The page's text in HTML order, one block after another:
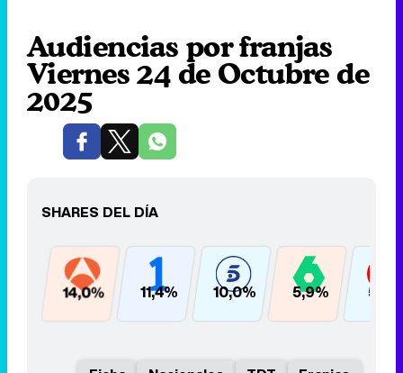
Audiencias por franjas
Viernes 24 de Octubre de
2025
SHARES DEL DÍA
14,0% 11,4% 10,0% 5,9%